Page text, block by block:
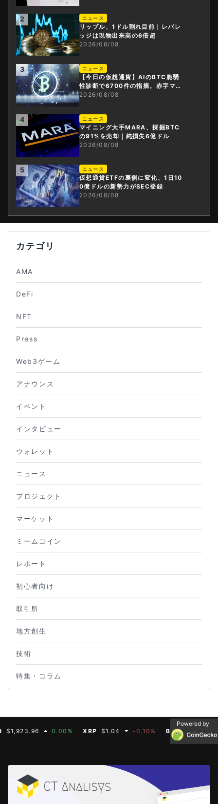
2 ニュース
リップル、1ドル割れ目前｜レバレ
ッジは現物出来高の6倍超
2026/08/08
3 ニュース
【今日の仮想通貨】AIのBTC脆弱
性診断で6700件の指摘。赤字マイ
ニング企業はAIに賭ける
2026/08/08
4 ニュース
マイニング大手MARA、採掘BTC
の91%を売却｜純損失6億ドル
2026/08/08
5 ニュース
仮想通貨ETFの裏側に変化、1日10
0億ドルの新勢力がSEC登録
2026/08/08
カテゴリ
AMA
DeFi
NFT
Press
Web3ゲーム
アナウンス
イベント
インタビュー
ウォレット
ニュース
プロジェクト
マーケット
ミームコイン
レポート
初心者向け
取引所
地方創生
技術
特集・コラム
0.00% XRP $1.04 -0.10% BNB $608.19
Powered by